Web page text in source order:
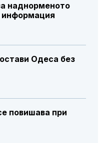
наднорменото
информация
Одеса без
повишава при